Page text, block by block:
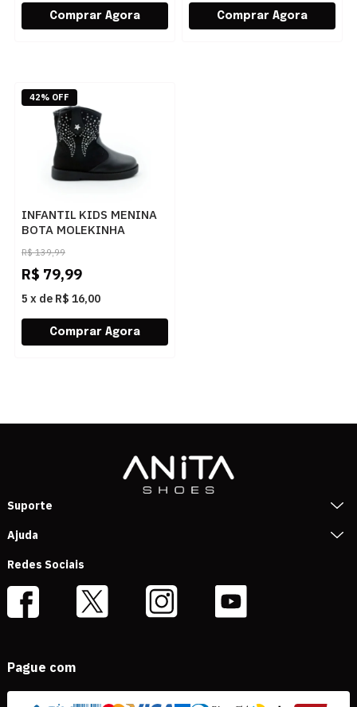
INFANTIL KIDS MENINA
BOTA MOLEKINHA
COUNTRY 218410527330
83802PRETOPRETO
R$ 139,99
R$ 79,99
5 x de R$ 16,00
42% OFF
Suporte
Ajuda
Redes Sociais
Pague com